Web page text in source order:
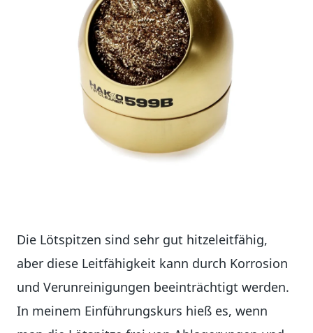
Die Lötspitzen sind sehr gut hitzeleitfähig,
aber diese Leitfähigkeit kann durch Korrosion
und Verunreinigungen beeinträchtigt werden.
In meinem Einführungskurs hieß es, wenn